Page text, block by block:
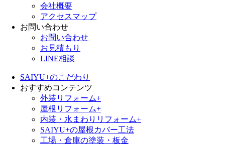
会社概要
アクセスマップ
お問い合わせ
お問い合わせ
お見積もり
LINE相談
SAIYU+のこだわり
おすすめコンテンツ
外装リフォーム+
屋根リフォーム+
内装・水まわりリフォーム+
SAIYU+の屋根カバー工法
工場・倉庫の塗装・板金